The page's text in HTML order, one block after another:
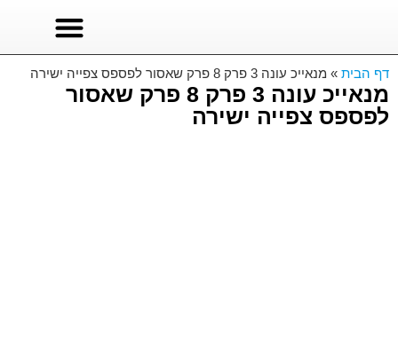
דף הבית » מנאייכ עונה 3 פרק 8 פרק שאסור לפספס צפייה ישירה
מנאייכ עונה 3 פרק 8 פרק שאסור
לפספס צפייה ישירה